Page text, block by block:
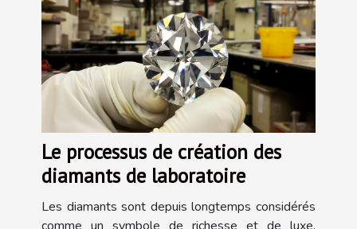
Le processus de création des
diamants de laboratoire
Les diamants sont depuis longtemps considérés